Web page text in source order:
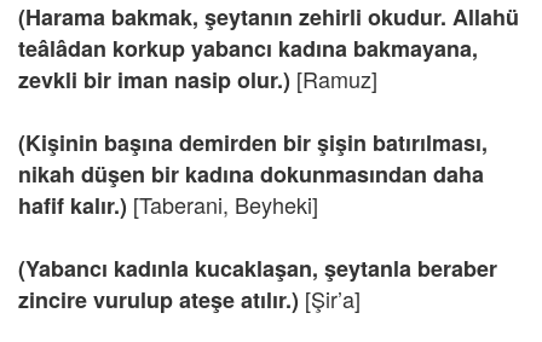
(Harama bakmak, şeytanın zehirli okudur. Allahü
teâlâdan korkup yabancı kadına bakmayana,
zevkli bir iman nasip olur.) [Ramuz]
(Kişinin başına demirden bir şişin batırılması,
nikah düşen bir kadına dokunmasından daha
hafif kalır.) [Taberani, Beyheki]
(Yabancı kadınla kucaklaşan, şeytanla beraber
zincire vurulup ateşe atılır.) [Şir’a]